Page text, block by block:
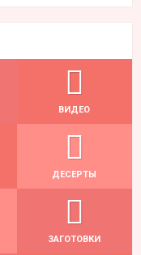
ВИДЕО
ДЕСЕРТЫ
ЗАГОТОВКИ